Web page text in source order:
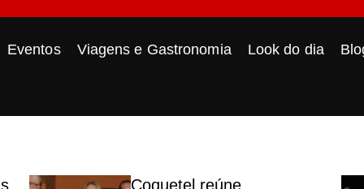
Eventos Viagens e Gastronomia Look do dia
Coquetel reúne